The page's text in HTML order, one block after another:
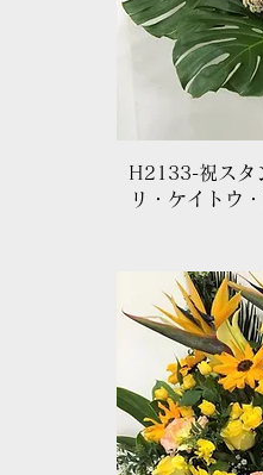
H2133-祝スタ
リ・ケイトウ